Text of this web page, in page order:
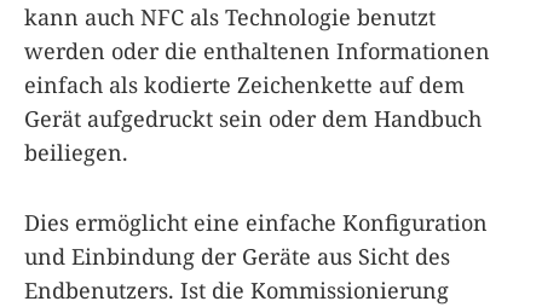
kann auch NFC als Technologie benutzt
werden oder die enthaltenen Informationen
einfach als kodierte Zeichenkette auf dem
Gerät aufgedruckt sein oder dem Handbuch
beiliegen.
Dies ermöglicht eine einfache Konfiguration
und Einbindung der Geräte aus Sicht des
Endbenutzers. Ist die Kommissionierung